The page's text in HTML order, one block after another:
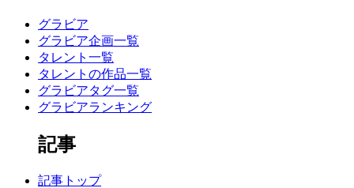
グラビア
グラビア企画一覧
タレント一覧
タレントの作品一覧
グラビアタグ一覧
グラビアランキング
記事
記事トップ